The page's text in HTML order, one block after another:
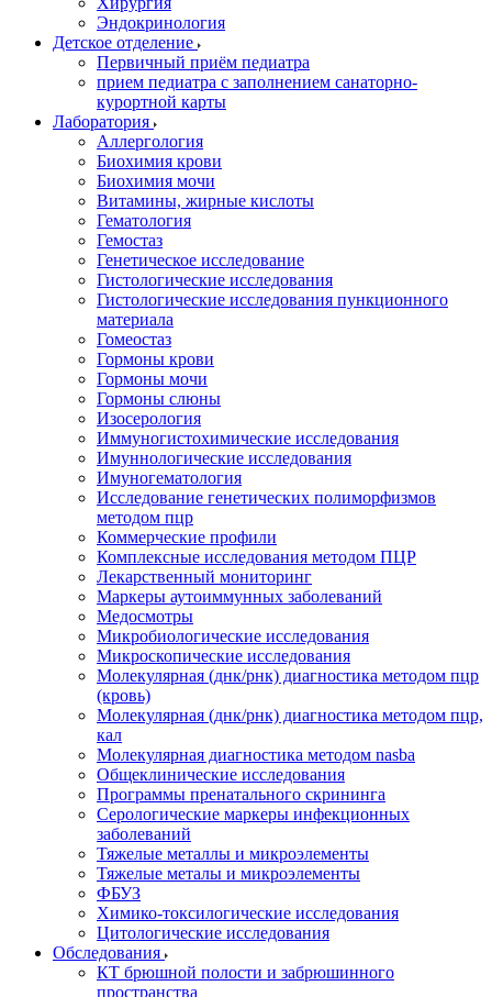
Эндокринология
Детское отделение
Первичный приём педиатра
прием педиатра с заполнением санаторно-
курортной карты
Лаборатория
Аллергология
Биохимия крови
Биохимия мочи
Витамины, жирные кислоты
Гематология
Гемостаз
Генетическое исследование
Гистологические исследования
Гистологические исследования пункционного
материала
Гомеостаз
Гормоны крови
Гормоны мочи
Гормоны слюны
Изосерология
Иммуногистохимические исследования
Имуннологические исследования
Имуногематология
Исследование генетических полиморфизмов
методом пцр
Коммерческие профили
Комплексные исследования методом ПЦР
Лекарственный мониторинг
Маркеры аутоиммунных заболеваний
Медосмотры
Микробиологические исследования
Микроскопические исследования
Молекулярная (днк/рнк) диагностика методом пцр
(кровь)
Молекулярная (днк/рнк) диагностика методом пцр,
кал
Молекулярная диагностика методом nasba
Общеклинические исследования
Программы пренатального скрининга
Серологические маркеры инфекционных
заболеваний
Тяжелые металлы и микроэлементы
Тяжелые металы и микроэлементы
ФБУЗ
Химико-токсилогические исследования
Цитологические исследования
Обследования
КТ брюшной полости и забрюшинного
пространства